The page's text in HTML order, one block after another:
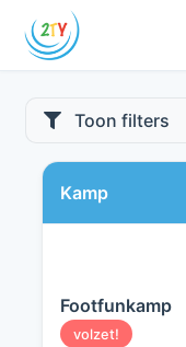
Toon filters
Kamp
Footfunkamp
volzet!